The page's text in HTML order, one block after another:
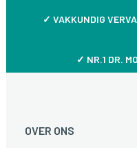
✓ VAKKUNDIG
✓ NR.1 DR.
OVER ONS